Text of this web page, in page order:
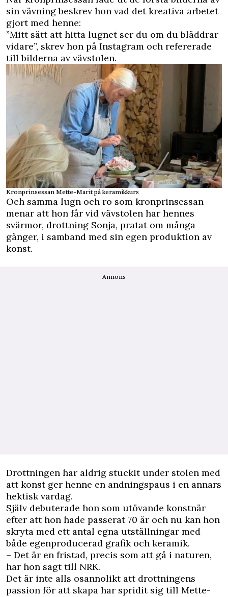
sin vävning beskrev hon vad det kreativa arbetet
gjort med henne:
”Mitt sätt att hitta lugnet ser du om du bläddrar
vidare”, skrev hon på Instagram och refererade
till bilderna av vävstolen.
Kronprinsessan Mette-Marit på keramikkurs
Och samma lugn och ro som kronprinsessan
menar att hon får vid vävstolen har hennes
svärmor, drottning Sonja, pratat om många
gånger, i samband med sin egen produktion av
konst.
Annons
Drottningen har aldrig stuckit under stolen med
att konst ger henne en andningspaus i en annars
hektisk vardag.
Själv debuterade hon som utövande konstnär
efter att hon hade passerat 70 år och nu kan hon
skryta med ett antal egna utställningar med
både egenproducerad grafik och keramik.
– Det är en fristad, precis som att gå i naturen,
har hon sagt till NRK.
Det är inte alls osannolikt att drottningens
passion för att skapa har spridit sig till Mette-